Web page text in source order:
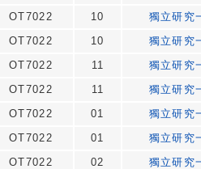
OT7022 10
獨立研究
OT7022 10
獨立研究
OT7022 11
獨立研究
OT7022 11
獨立研究
OT7022 01
獨立研究
OT7022 01
獨立研究
OT7022 02
獨立研究